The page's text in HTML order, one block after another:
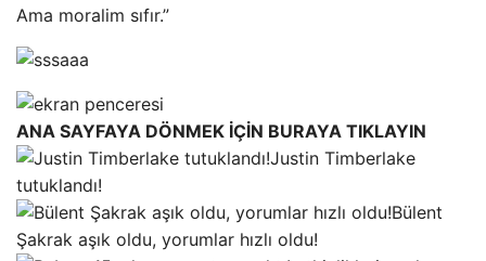
Ama moralim sıfır.”
ANA SAYFAYA DÖNMEK İÇİN BURAYA TIKLAYIN
Justin Timberlake
tutuklandı!
Bülent
Şakrak aşık oldu, yorumlar hızlı oldu!